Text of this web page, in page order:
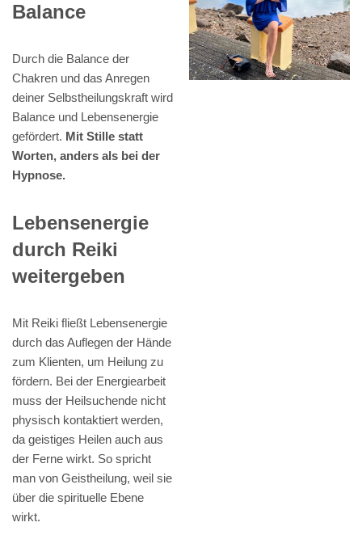
Balance
Durch die Balance der
Chakren und das Anregen
deiner Selbstheilungskraft wird
Balance und Lebensenergie
gefördert. Mit Stille statt
Worten, anders als bei der
Hypnose.
Lebensenergie
durch Reiki
weitergeben
Mit Reiki fließt Lebensenergie
durch das Auflegen der Hände
zum Klienten, um Heilung zu
fördern. Bei der Energiearbeit
muss der Heilsuchende nicht
physisch kontaktiert werden,
da geistiges Heilen auch aus
der Ferne wirkt. So spricht
man von Geistheilung, weil sie
über die spirituelle Ebene
wirkt.